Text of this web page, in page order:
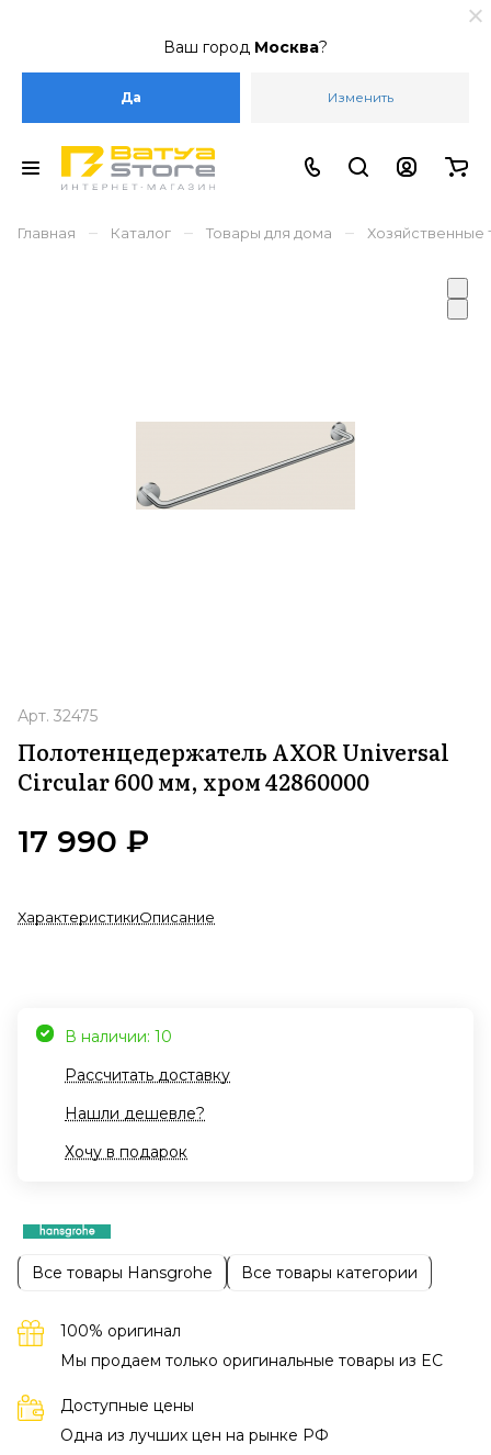
Ваш город Москва?
Да Изменить
Главная – Каталог – Товары для дома – Хозяйственные
Арт. 32475
Полотенцедержатель AXOR Universal
Circular 600 мм, хром 42860000
17 990 ₽
ХарактеристикиОписание
В наличии: 10
Рассчитать доставку
Нашли дешевле?
Хочу в подарок
Все товары Hansgrohe Все товары категории
100% оригинал
Мы продаем только оригинальные товары из EC
Доступные цены
Одна из лучших цен на рынке РФ